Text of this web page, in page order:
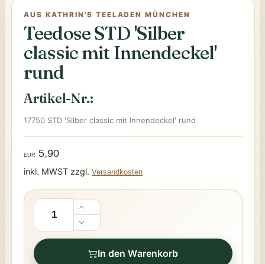
AUS KATHRIN'S TEELADEN MÜNCHEN
Teedose STD 'Silber
classic mit Innendeckel'
rund
Artikel-Nr.:
17750 STD 'Silber classic mit Innendeckel' rund
EUR 5,90
inkl. MWST zzgl. Versandkosten
In den Warenkorb